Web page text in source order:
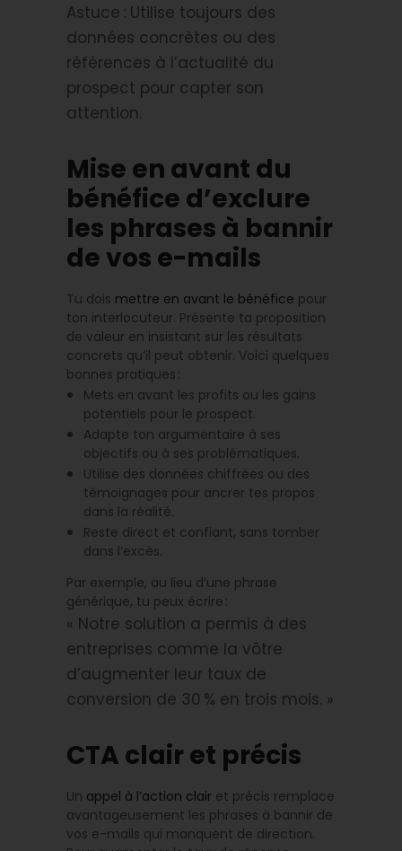
Astuce : Utilise toujours des
données concrètes ou des
références à l’actualité du
prospect pour capter son
attention.
Mise en avant du
bénéfice d’exclure
les phrases à bannir
de vos e-mails
Tu dois mettre en avant le bénéfice pour
ton interlocuteur. Présente ta proposition
de valeur en insistant sur les résultats
concrets qu’il peut obtenir. Voici quelques
bonnes pratiques :
Mets en avant les profits ou les gains
potentiels pour le prospect.
Adapte ton argumentaire à ses
objectifs ou à ses problématiques.
Utilise des données chiffrées ou des
témoignages pour ancrer tes propos
dans la réalité.
Reste direct et confiant, sans tomber
dans l’excès.
Par exemple, au lieu d’une phrase
générique, tu peux écrire :
« Notre solution a permis à des
entreprises comme la vôtre
d’augmenter leur taux de
conversion de 30 % en trois mois. »
CTA clair et précis
Un appel à l’action clair et précis remplace
avantageusement les phrases à bannir de
vos e-mails qui manquent de direction.